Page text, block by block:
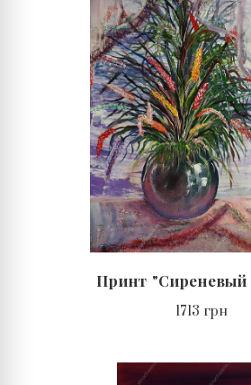
Принт "Сиреневый
1713 грн